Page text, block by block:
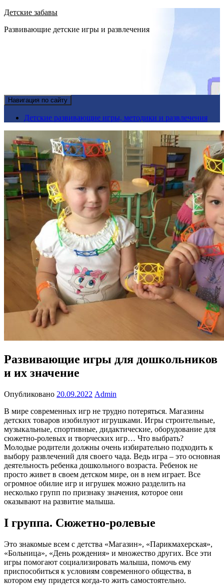
Детские забавы
Развивающие детские игры и развлечения
Навигация по сайту
Детские развивающие игры, методики и развлечения
Развивающие игры для дошкольников
и их значение
Опубликовано 20.09.2022 Admin
В мире современных игр не трудно потеряться. Магазины
детских товаров изобилуют игрушками. Игры строительные,
музыкальные, спортивные, дидактические, оборудование для
сюжетно-ролевых и творческих игр… Что выбрать?
Молодые родители должны очень избирательно подходить к
выбору развлечений для своего чада. Ведь игра – это основная
деятельность ребенка дошкольного возраста. Ребенок не
просто живет в своем детском мире, он в нем играет. Все
огромное обилие игр и игрушек можно разделить на
несколько групп по признаку значения, которое они
оказывают на развитие малыша.
I группа. Сюжетно-ролевые
Это знакомые всем с детства «Магазин», «Парикмахерская»,
«Больница», «День рождения» и множество других. Все эти
игры помогают социализировать малыша, помочь ему
приспособиться к условиям современного общества, в
котором ему придется когда-то жить самостоятельно.